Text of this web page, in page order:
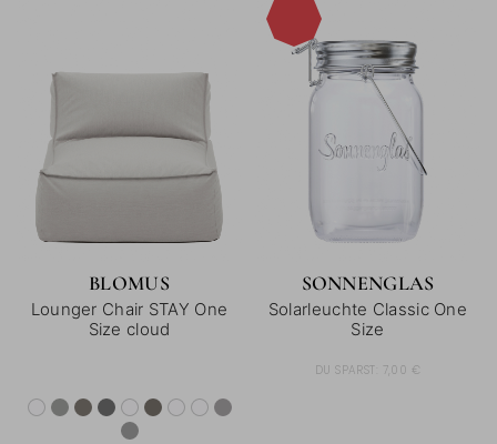
BLOMUS
Lounger Chair STAY One
Size cloud
-16%
SONNENGLAS
Solarleuchte Classic One
Size
DU SPARST: 7,00 €